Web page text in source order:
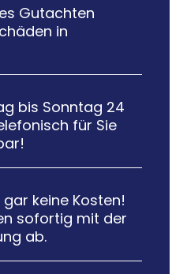
Gutachten
in
bis Sonntag 24
für Sie
keine Kosten!
sofortig mit der
ab.